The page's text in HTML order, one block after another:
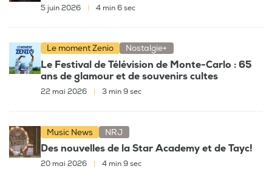
5 juin 2026 4 min 6 sec
Le moment Zenio Nostalgie+
Le Festival de Télévision de Monte-Carlo : 65
ans de glamour et de souvenirs cultes
22 mai 2026 3 min 9 sec
Music News NRJ
Des nouvelles de la Star Academy et de Tayc!
20 mai 2026 | 4 min 9 sec